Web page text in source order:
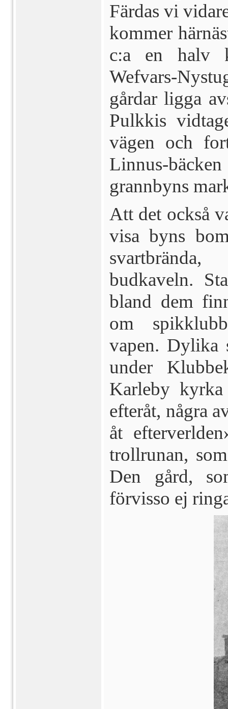
Färdas vi
kommer
c:a en halv
Wefvars-
gårdar ligga
Pulkkis
vägen och
Linnus-
grann­byns
Att det också
visa byns
svartbrända,
budkaveln.
bland dem
om
vapen. Dylika
under
Karleby kyrka
efteråt, några
åt
trollrunan,
Den gård,
förvisso ej